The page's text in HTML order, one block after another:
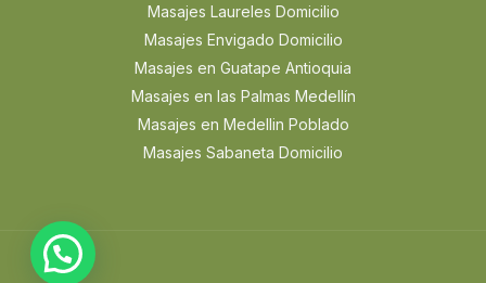
Masajes Laureles Domicilio
Masajes Envigado Domicilio
Masajes en Guatape Antioquia
Masajes en las Palmas Medellín
Masajes en Medellin Poblado
Masajes Sabaneta Domicilio